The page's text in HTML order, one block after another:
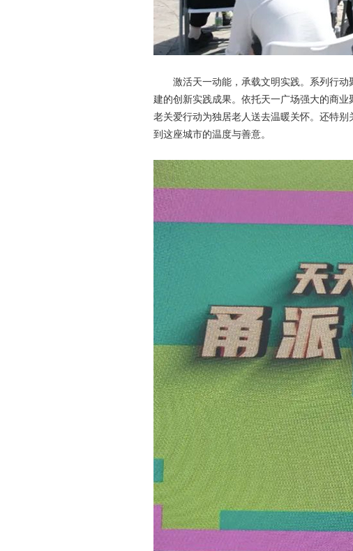
激活天一动能，承载文明实践。系列行动
建的创新实践成果。依托天一广场强大的商
老关爱行动为独居老人送去温暖关怀。还特
到这座城市的温度与善意。